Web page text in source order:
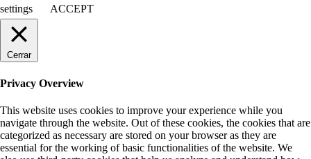
settings
ACCEPT
Cerrar
Privacy Overview
This website uses cookies to improve your experience while you
navigate through the website. Out of these cookies, the cookies that are
categorized as necessary are stored on your browser as they are
essential for the working of basic functionalities of the website. We